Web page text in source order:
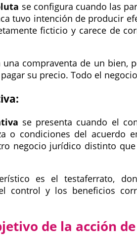
se configura cuando las
tuvo intención de producir
ficticio y carece de
compraventa de un bien,
su precio. Todo el
se presenta cuando el
o condiciones del acuerdo
negocio jurídico distinto
es el testaferrato,
control y los beneficios
de la acción